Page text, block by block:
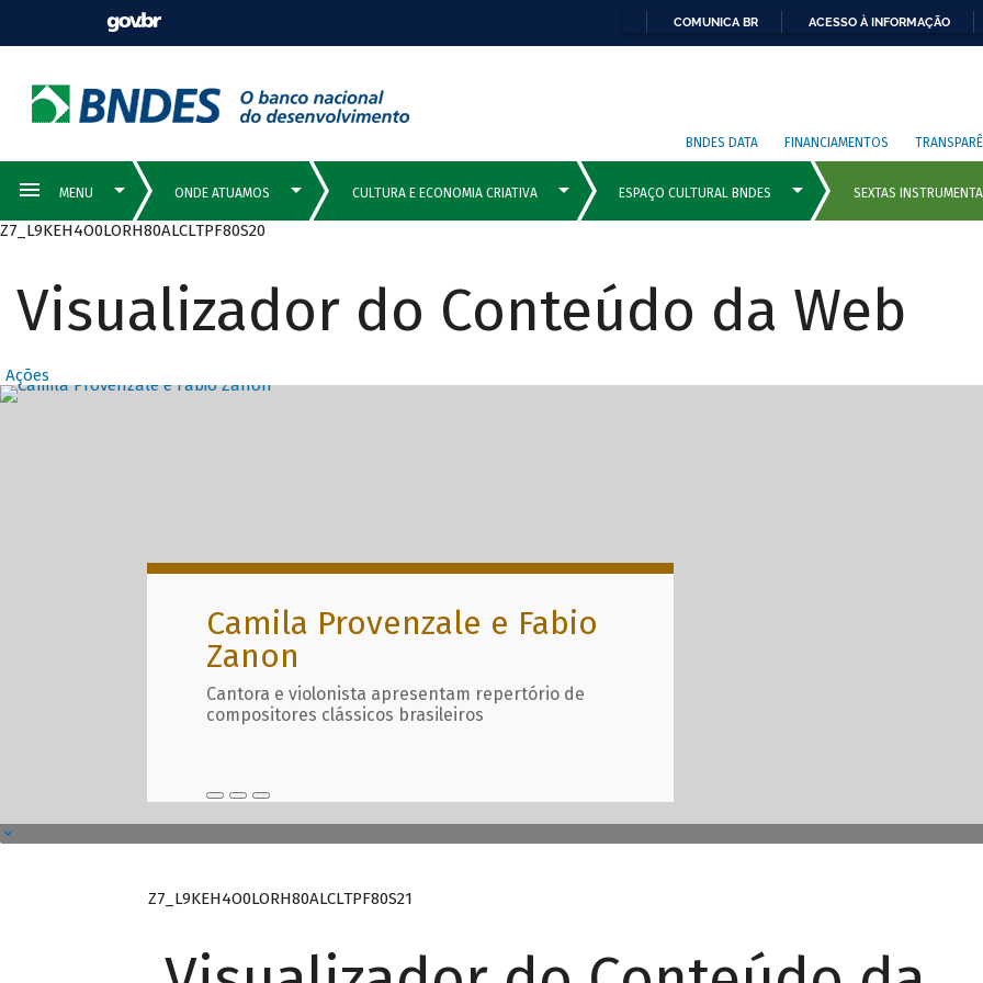
COMUNICA BR ACESSO À INFORMAÇÃO
BNDES DATA FINANCIAMENTOS
Z7_L9KEH4O0LORH80ALCLTPF80S20
Visualizador do Conteúdo da Web
Ações
Destaques Principais com
Camila Provenzale e Fabio
Zanon
Cantora e violonista apresentam repertório de
compositores clássicos brasileiros
Z7_L9KEH4O0LORH80ALCLTPF80S21